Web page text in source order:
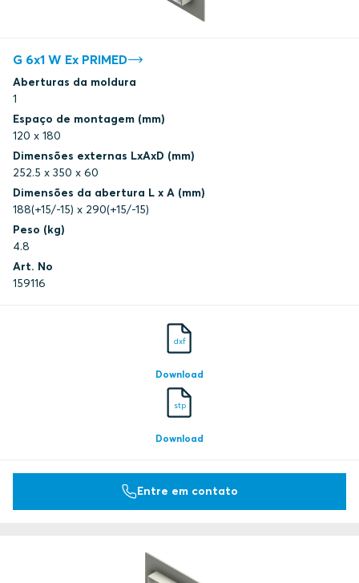
G 6x1 W Ex PRIMED
Aberturas da moldura
1
Espaço de montagem (mm)
120 x 180
Dimensões externas LxAxD (mm)
252.5 x 350 x 60
Dimensões da abertura L x A (mm)
188(+15/-15) x 290(+15/-15)
Peso (kg)
4.8
Art. No
159116
dxf
Download
stp
Download
Entre em contato